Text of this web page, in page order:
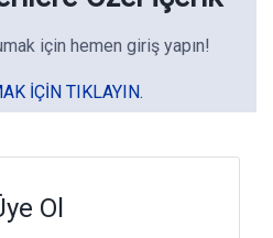
için hemen giriş yapın!
IÇIN TIKLAYIN.
Ol